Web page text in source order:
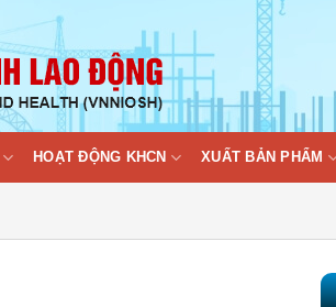
HOẠT ĐỘNG KHCN XUẤT BẢN PHẨM